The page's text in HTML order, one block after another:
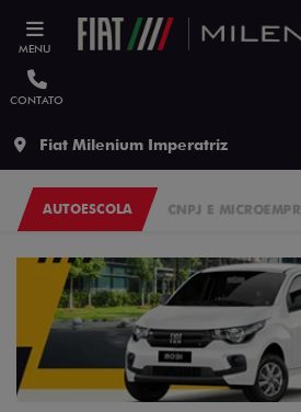
MENU
CONTATO
Fiat Milenium Imperatriz
CNPJ E
AUTOESCOLA